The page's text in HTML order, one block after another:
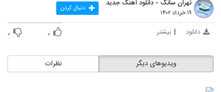
تهران سانگ - دانلود آهنگ جدید
۱۹ خرداد ۱۴۰۲ دنبال کردن
دانلود بیشتر ۰ ۰
نظرات ویدیوهای دیگر